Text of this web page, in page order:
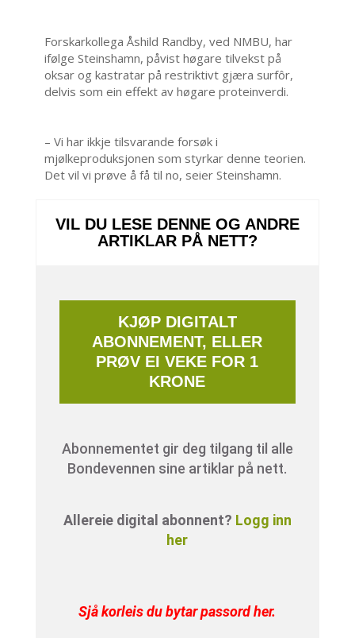
Forskarkollega Åshild Randby, ved NMBU, har
ifølge Steinshamn, påvist høgare tilvekst på
oksar og kastratar på restriktivt gjæra surfôr,
delvis som ein effekt av høgare proteinverdi.
– Vi har ikkje tilsvarande forsøk i
mjølkeproduksjonen som styrkar denne teorien.
Det vil vi prøve å få til no, seier Steinshamn.
VIL DU LESE DENNE OG ANDRE
ARTIKLAR PÅ NETT?
KJØP DIGITALT
ABONNEMENT, ELLER
PRØV EI VEKE FOR 1
KRONE
Abonnementet gir deg tilgang til alle
Bondevennen sine artiklar på nett.
Allereie digital abonnent? Logg inn
her
Sjå korleis du bytar passord her.